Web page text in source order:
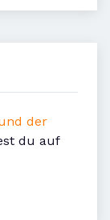
der
du auf